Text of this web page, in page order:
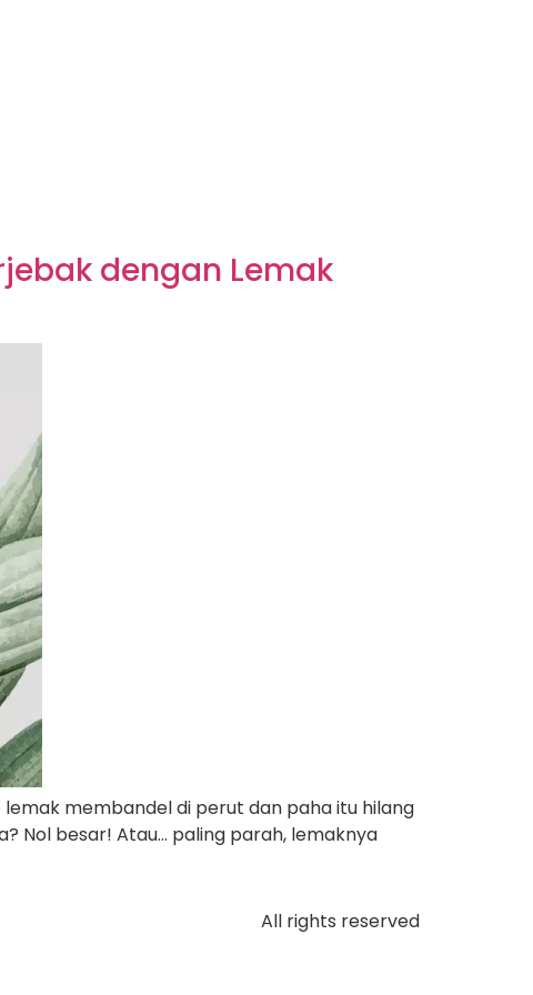
dengan Lemak
membandel di perut dan paha itu hilang
Nol besar! Atau… paling parah, lemaknya
All rights reserved